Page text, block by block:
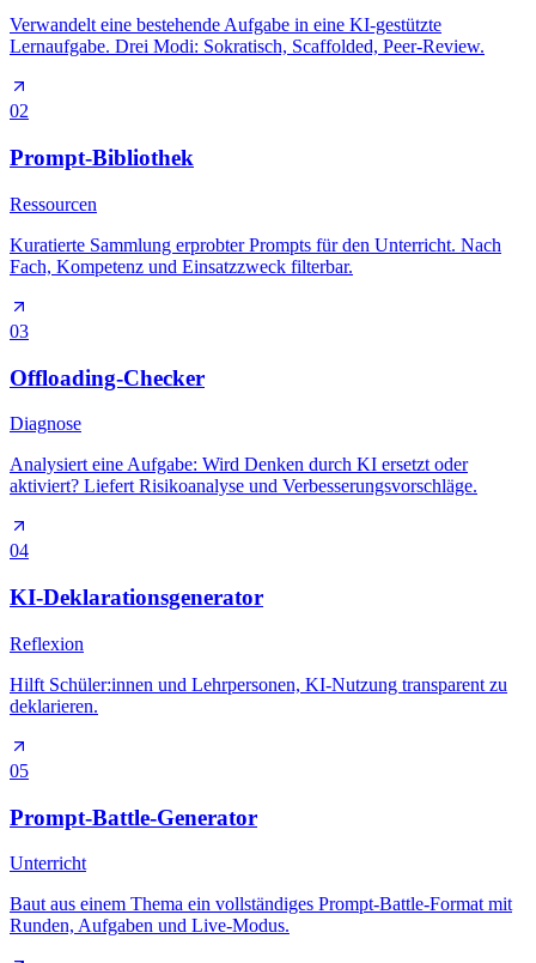
Verwandelt eine bestehende Aufgabe in eine KI-gestützte
Lernaufgabe. Drei Modi: Sokratisch, Scaffolded, Peer-Review.
02
Prompt-Bibliothek
Ressourcen
Kuratierte Sammlung erprobter Prompts für den Unterricht. Nach
Fach, Kompetenz und Einsatzzweck filterbar.
03
Offloading-Checker
Diagnose
Analysiert eine Aufgabe: Wird Denken durch KI ersetzt oder
aktiviert? Liefert Risikoanalyse und Verbesserungsvorschläge.
04
KI-Deklarationsgenerator
Reflexion
Hilft Schüler:innen und Lehrpersonen, KI-Nutzung transparent zu
deklarieren.
05
Prompt-Battle-Generator
Unterricht
Baut aus einem Thema ein vollständiges Prompt-Battle-Format mit
Runden, Aufgaben und Live-Modus.